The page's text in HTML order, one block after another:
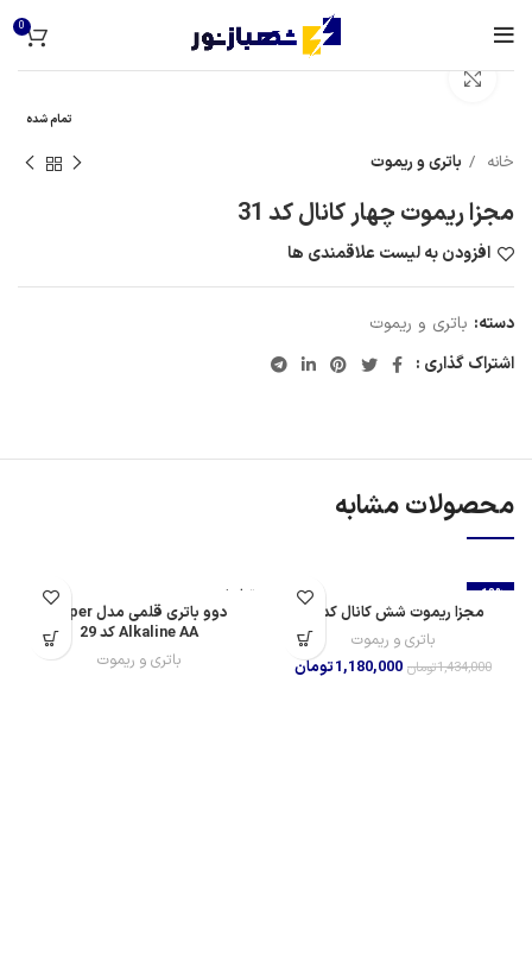
0
تمام شده
برای بزرگنمایی کلیک کنید
خانه باتری و ریموت
مجزا ریموت چهار کانال کد 31
افزودن به لیست علاقمندی ها
دسته: باتری و ریموت
اشتراک گذاری :
محصولات مشابه
-18%
مجزا ریموت شش کانال کد 31
باتری و ریموت
1,434,000تومان 1,180,000تومان
تمام شده
دوو باتری قلمی مدل Super
Alkaline AA کد 29
باتری و ریموت